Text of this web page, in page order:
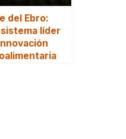
del Ebro:
líder